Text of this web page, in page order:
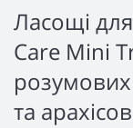
Ласощі
Care Mini
розумових
та